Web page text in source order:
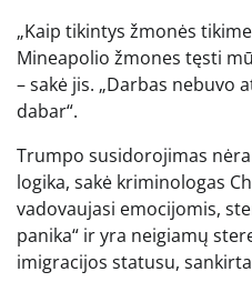
„Kaip tikintys žmonės
Mineapolio žmones tęsti
– sakė jis. „Darbas nebuvo
dabar“.
Trumpo susidorojimas
logika, sakė kriminologas
vadovaujasi emocijomis,
panika“ ir yra neigiamų
imigracijos statusu,